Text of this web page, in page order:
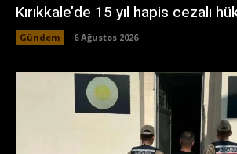
Kırıkkale’de 15 yıl hapis cezalı
Gündem 6 Ağustos 2026